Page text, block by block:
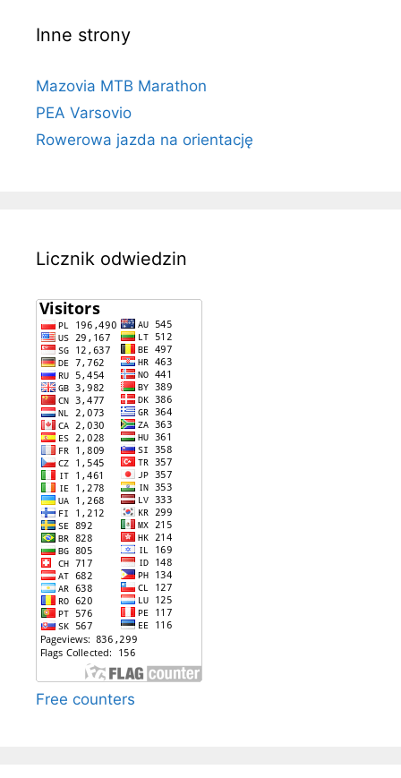
Inne strony
Mazovia MTB Marathon
PEA Varsovio
Rowerowa jazda na orientację
Licznik odwiedzin
Free counters